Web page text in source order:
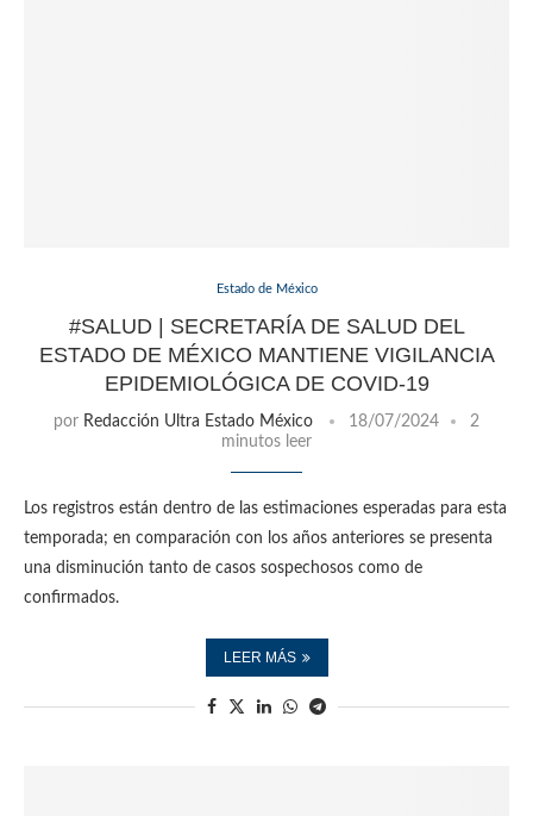
Estado de México
#SALUD | SECRETARÍA DE SALUD DEL
ESTADO DE MÉXICO MANTIENE VIGILANCIA
EPIDEMIOLÓGICA DE COVID-19
por Redacción Ultra Estado México 18/07/2024
2
minutos leer
Los registros están dentro de las estimaciones esperadas para esta
temporada; en comparación con los años anteriores se presenta
una disminución tanto de casos sospechosos como de
confirmados.
LEER MÁS